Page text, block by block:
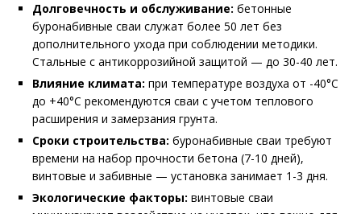
Долговечность и обслуживание: бетонные
буронабивные сваи служат более 50 лет без
дополнительного ухода при соблюдении методики.
Стальные с антикоррозийной защитой — до 30-40 лет.
Влияние климата: при температуре воздуха от -40°С
до +40°С рекомендуются сваи с учетом теплового
расширения и замерзания грунта.
Сроки строительства: буронабивные сваи требуют
времени на набор прочности бетона (7-10 дней),
винтовые и забивные — установка занимает 1-3 дня.
Экологические факторы: винтовые сваи